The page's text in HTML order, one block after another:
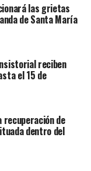
las grietas
de Santa María
reciben
el 15 de
recuperación de
dentro del